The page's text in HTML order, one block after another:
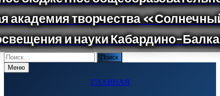
Поиск
по:Меню
ГЛАВНАЯ